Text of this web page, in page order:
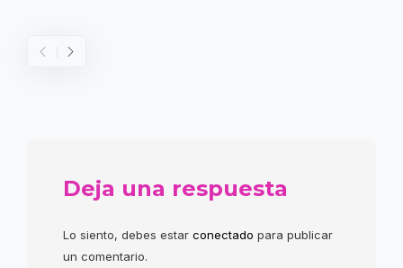
Deja una respuesta
Lo siento, debes estar conectado para publicar
un comentario.